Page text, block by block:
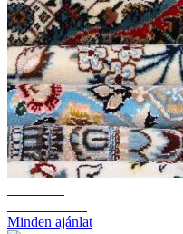
Minden ajánlat